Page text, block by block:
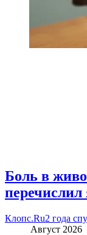
Боль в
Клопс.Ru2 года
Август 2026